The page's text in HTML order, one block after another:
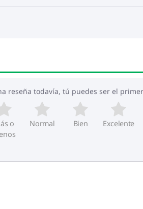
reseña todavía, tú puedes ser el
o
Normal Bien Excelente